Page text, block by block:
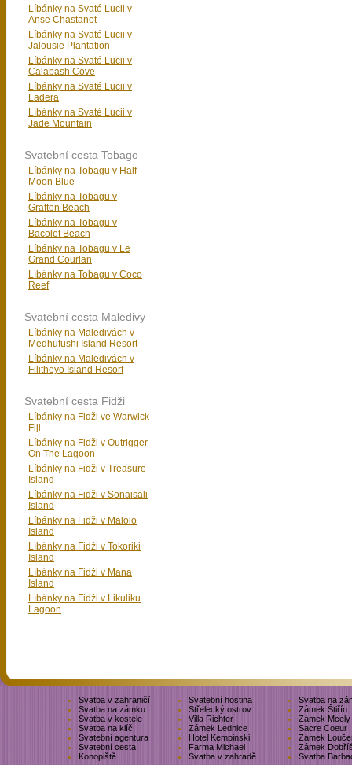
Líbánky na Svaté Lucii v
Anse Chastanet
Líbánky na Svaté Lucii v
Jalousie Plantation
Líbánky na Svaté Lucii v
Calabash Cove
Líbánky na Svaté Lucii v
Ladera
Líbánky na Svaté Lucii v
Jade Mountain
Svatební cesta Tobago
Líbánky na Tobagu v Half
Moon Blue
Líbánky na Tobagu v
Grafton Beach
Líbánky na Tobagu v
Bacolet Beach
Líbánky na Tobagu v Le
Grand Courlan
Líbánky na Tobagu v Coco
Reef
Svatební cesta Maledivy
Líbánky na Maledivách v
Medhufushi Island Resort
Líbánky na Maledivách v
Filitheyo Island Resort
Svatební cesta Fidži
Líbánky na Fidži ve Warwick
Fiji
Líbánky na Fidži v Outrigger
On The Lagoon
Líbánky na Fidži v Treasure
Island
Líbánky na Fidži v Sonaisali
Island
Líbánky na Fidži v Malolo
Island
Líbánky na Fidži v Tokoriki
Island
Líbánky na Fidži v Mana
Island
Líbánky na Fidži v Likuliku
Lagoon
Svatba v zahraničí Svatební hostina
Svatba na
Svatba na zámku
Střelecký ostrov
Zámek Štiřín
Svatba v kostele
Villa Richter
Zámek Mcely
Svatba na klíč
Zámek Lednice
Sacre Coeur
Svatební agentura
Hotel Kempinski
Zámek
Svatební cesta
Farma Michael
Zámek
Konopiště
Svatba v zahradě Svatba